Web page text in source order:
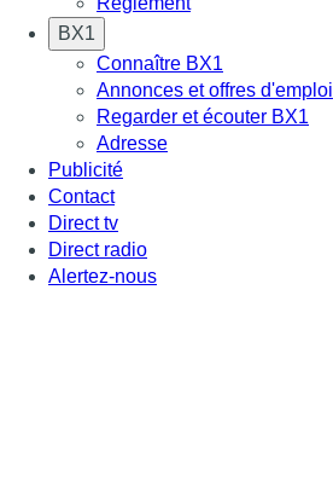
BX1
Connaître BX1
Annonces et offres d'emploi
Regarder et écouter BX1
Adresse
Publicité
Contact
Direct tv
Direct radio
Alertez-nous